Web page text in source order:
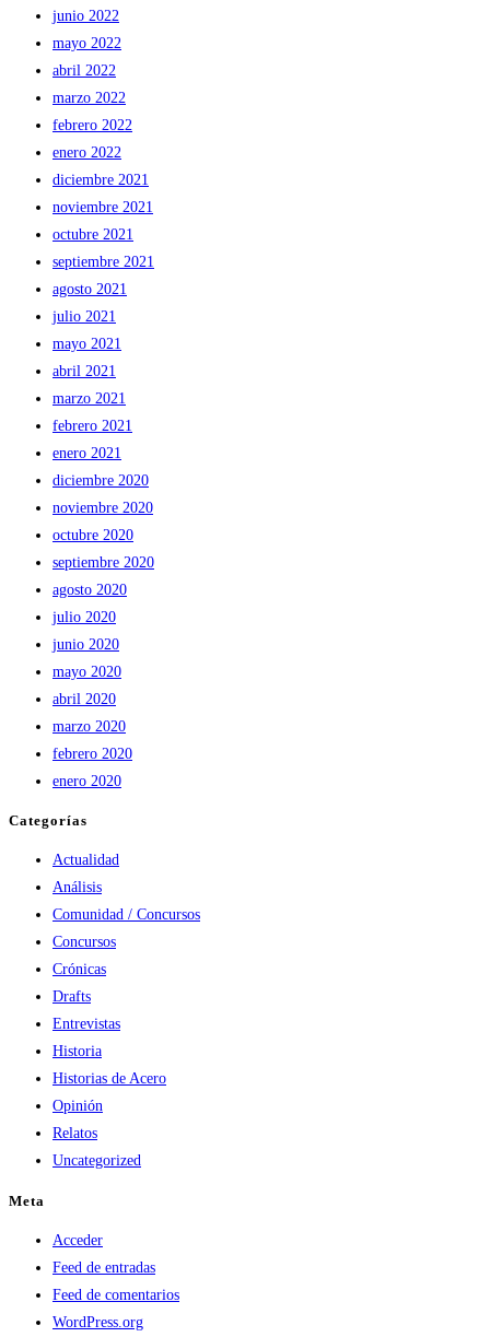
junio 2022
mayo 2022
abril 2022
marzo 2022
febrero 2022
enero 2022
diciembre 2021
noviembre 2021
octubre 2021
septiembre 2021
agosto 2021
julio 2021
mayo 2021
abril 2021
marzo 2021
febrero 2021
enero 2021
diciembre 2020
noviembre 2020
octubre 2020
septiembre 2020
agosto 2020
julio 2020
junio 2020
mayo 2020
abril 2020
marzo 2020
febrero 2020
enero 2020
Categorías
Actualidad
Análisis
Comunidad / Concursos
Concursos
Crónicas
Drafts
Entrevistas
Historia
Historias de Acero
Opinión
Relatos
Uncategorized
Meta
Acceder
Feed de entradas
Feed de comentarios
WordPress.org